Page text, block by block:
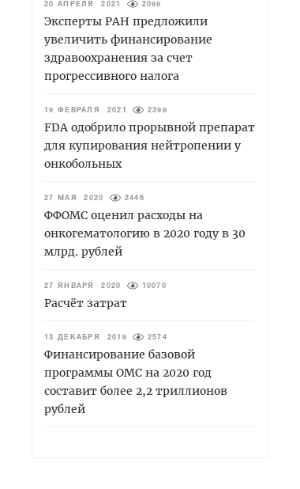
20 АПРЕЛЯ 2021 2098
Эксперты РАН предложили
увеличить финансирование
здравоохранения за счет
прогрессивного налога
19 ФЕВРАЛЯ 2021 2398
FDA одобрило прорывной препарат
для купирования нейтропении у
онкобольных
27 МАЯ 2020 2446
ФФОМС оценил расходы на
онкогематологию в 2020 году в 30
млрд. рублей
27 ЯНВАРЯ 2020 10070
Расчёт затрат
13 ДЕКАБРЯ 2019 2574
Финансирование базовой
программы ОМС на 2020 год
составит более 2,2 триллионов
рублей